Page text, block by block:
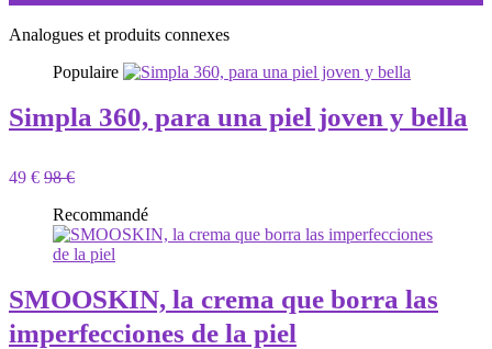
Analogues et produits connexes
Populaire
Simpla 360, para una piel joven y bella
49 € 98 €
Recommandé
SMOOSKIN, la crema que borra las
imperfecciones de la piel